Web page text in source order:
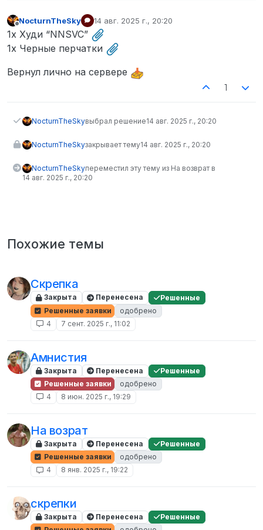
Не в сети
NocturnTheSky 14 авг. 2025 г., 20:20
отредактировано
1x Худи “NNSVC”
1x Черные перчатки
Вернул лично на сервере
1
NocturnTheSkyвыбрал решение14 авг. 2025 г., 20:20
NocturnTheSkyзакрывает тему14 авг. 2025 г., 20:20
NocturnTheSkyпереместил эту тему из На возврат в
14 авг. 2025 г., 20:20
Похожие темы
Скрепка
Закрыта Перенесена
Решенные
Решенные заявки
одобрено
4
7 сент. 2025 г., 11:02
Амнистия
Закрыта Перенесена
Решенные
Решенные заявки
одобрено
4
8 июн. 2025 г., 19:29
На возрат
Закрыта Перенесена
Решенные
Решенные заявки
одобрено
4
8 янв. 2025 г., 19:22
скрепки
Закрыта Перенесена
Решенные